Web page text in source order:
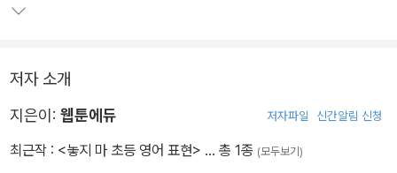
저자 소개
지은이: 웹툰에듀 저자파일 신간알림 신청
최근작 : <놓지 마 초등 영어 표현> … 총 1종 (모두보기)